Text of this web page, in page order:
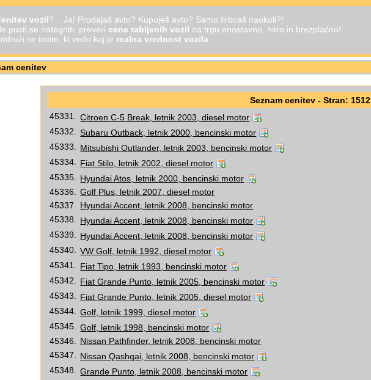
vozil? .. Ja! Prodajaš avto? Kupuješ avto? Samo firbcaš naokoli?!
pusti se nategniti: preveri cene rabljenih vozil na trgu enostavno, hitro in brezplačno!
se tistim, ki vedo kaj je realna vrednost vozila ...
cenitev
Seznam cenitev - Stran: 1512
45331.
Citroen C-5 Break, letnik 2003, diesel motor
45332.
Subaru Outback, letnik 2000, bencinski motor
45333.
Mitsubishi Outlander, letnik 2003, bencinski motor
45334.
Fiat Stilo, letnik 2002, diesel motor
45335.
Hyundai Atos, letnik 2000, bencinski motor
45336.
Golf Plus, letnik 2007, diesel motor
45337.
Hyundai Accent, letnik 2008, bencinski motor
45338.
Hyundai Accent, letnik 2008, bencinski motor
45339.
Hyundai Accent, letnik 2008, bencinski motor
45340.
VW Golf, letnik 1992, diesel motor
45341.
Fiat Tipo, letnik 1993, bencinski motor
45342.
Fiat Grande Punto, letnik 2005, bencinski motor
45343.
Fiat Grande Punto, letnik 2005, diesel motor
45344.
Golf, letnik 1999, diesel motor
45345.
Golf, letnik 1998, bencinski motor
45346.
Nissan Pathfinder, letnik 2008, bencinski motor
45347.
Nissan Qashqai, letnik 2008, bencinski motor
45348.
Grande Punto, letnik 2008, bencinski motor